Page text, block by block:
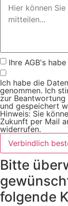
Ihre AGB's
Ich habe die
genommen. Ich
zur
und gespeichert
Hinweis: Sie
Zukunft per Mail
widerrufen.
Verbindlich
Bitte
folgende